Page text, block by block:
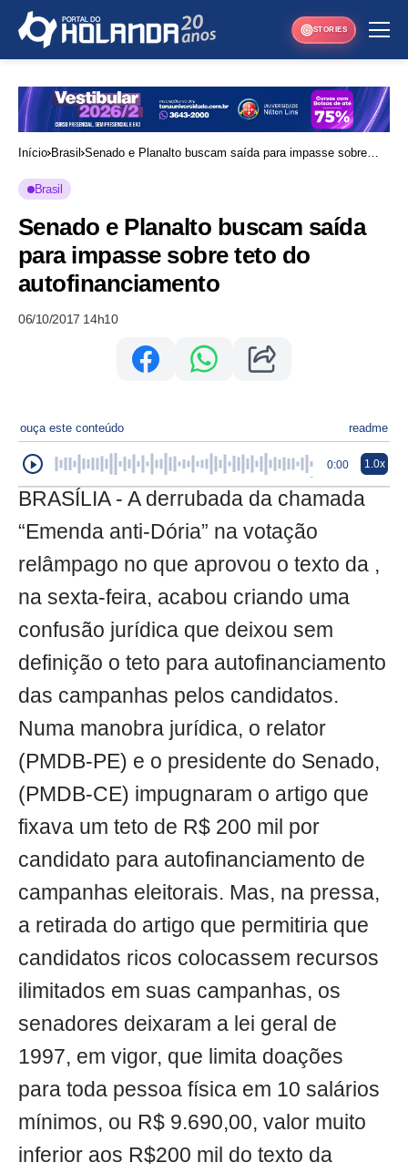
STORIES
Início Brasil Senado e Planalto buscam saída para impasse sobre
Brasil
Senado e Planalto buscam saída
para impasse sobre teto do
autofinanciamento
06/10/2017 14h10
ouça este conteúdo readme
0:00 1.0x
BRASÍLIA - A derrubada da chamada
“Emenda anti-Dória” na votação
relâmpago no que aprovou o texto da ,
na sexta-feira, acabou criando uma
confusão jurídica que deixou sem
definição o teto para autofinanciamento
das campanhas pelos candidatos.
Numa manobra jurídica, o relator
(PMDB-PE) e o presidente do Senado,
(PMDB-CE) impugnaram o artigo que
fixava um teto de R$ 200 mil por
candidato para autofinanciamento de
campanhas eleitorais. Mas, na pressa,
a retirada do artigo que permitiria que
candidatos ricos colocassem recursos
ilimitados em suas campanhas, os
senadores deixaram a lei geral de
1997, em vigor, que limita doações
para toda pessoa física em 10 salários
mínimos, ou R$ 9.690,00, valor muito
inferior aos R$200 mil do texto da